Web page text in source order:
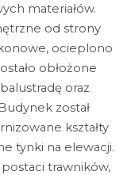
materiałów.
od strony
ocieplono
obłożone
oraz
został
kształty
tynki na elewacji.
trawników,